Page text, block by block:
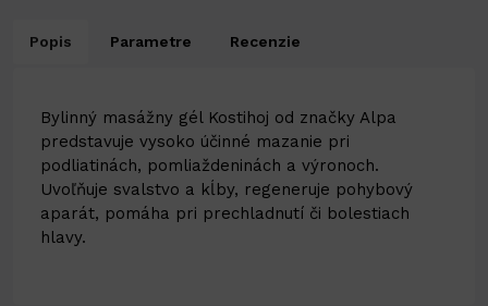
Popis Parametre Recenzie
Bylinný masážny gél Kostihoj od značky Alpa
predstavuje vysoko účinné mazanie pri
podliatinách, pomliaždeninách a výronoch.
Uvoľňuje svalstvo a kĺby, regeneruje pohybový
aparát, pomáha pri prechladnutí či bolestiach
hlavy.